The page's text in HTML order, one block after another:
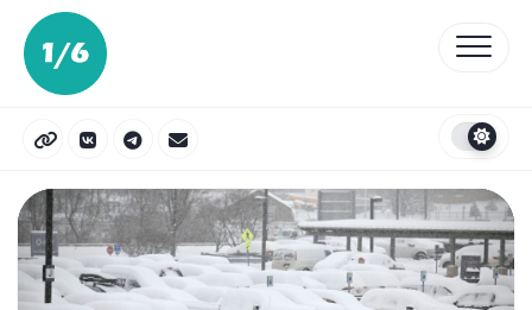
Перейти
содержанию